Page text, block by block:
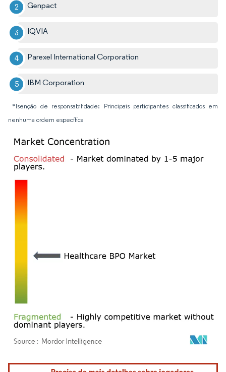
Genpact
IQVIA
Parexel International Corporation
IBM Corporation
*Isenção de responsabilidade: Principais participantes classificados em
nenhuma ordem específica
Imagem © Mordor Intelligence. O reuso requer atribuição conforme CC BY 4.0.